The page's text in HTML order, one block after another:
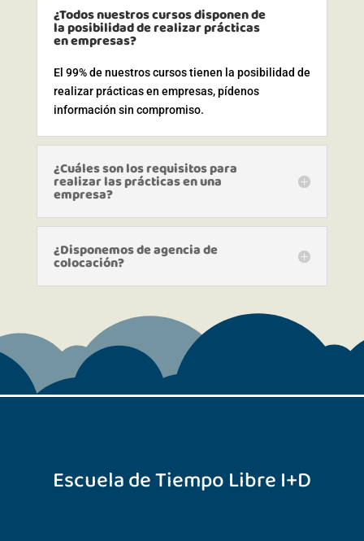
¿Todos nuestros cursos disponen de
la posibilidad de realizar prácticas
en empresas?
El 99% de nuestros cursos tienen la posibilidad de
realizar prácticas en empresas, pídenos
información sin compromiso.
¿Cuáles son los requisitos para
realizar las prácticas en una
empresa?
¿Disponemos de agencia de
colocación?
Escuela de Tiempo Libre I+D